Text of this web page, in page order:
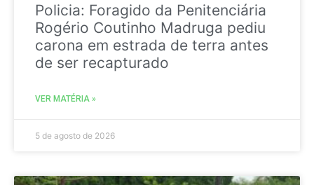
Policia: Foragido da Penitenciária
Rogério Coutinho Madruga pediu
carona em estrada de terra antes
de ser recapturado
VER MATÉRIA »
5 de agosto de 2026